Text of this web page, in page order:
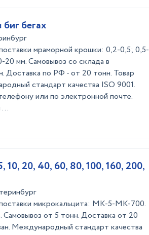
бегах
мраморной крошки: 0,2-0,5; 0,5-
20 мм. Самовывоз со склада в
Доставка по РФ - от 20 тонн. Товар
стандарт качества ISO 9001.
или по электронной почте.
20, 40, 60, 80, 100, 160, 200,
микрокальцита: МК-5-МК-700.
от 5 тонн. Доставка от 20
Международный стандарт качества